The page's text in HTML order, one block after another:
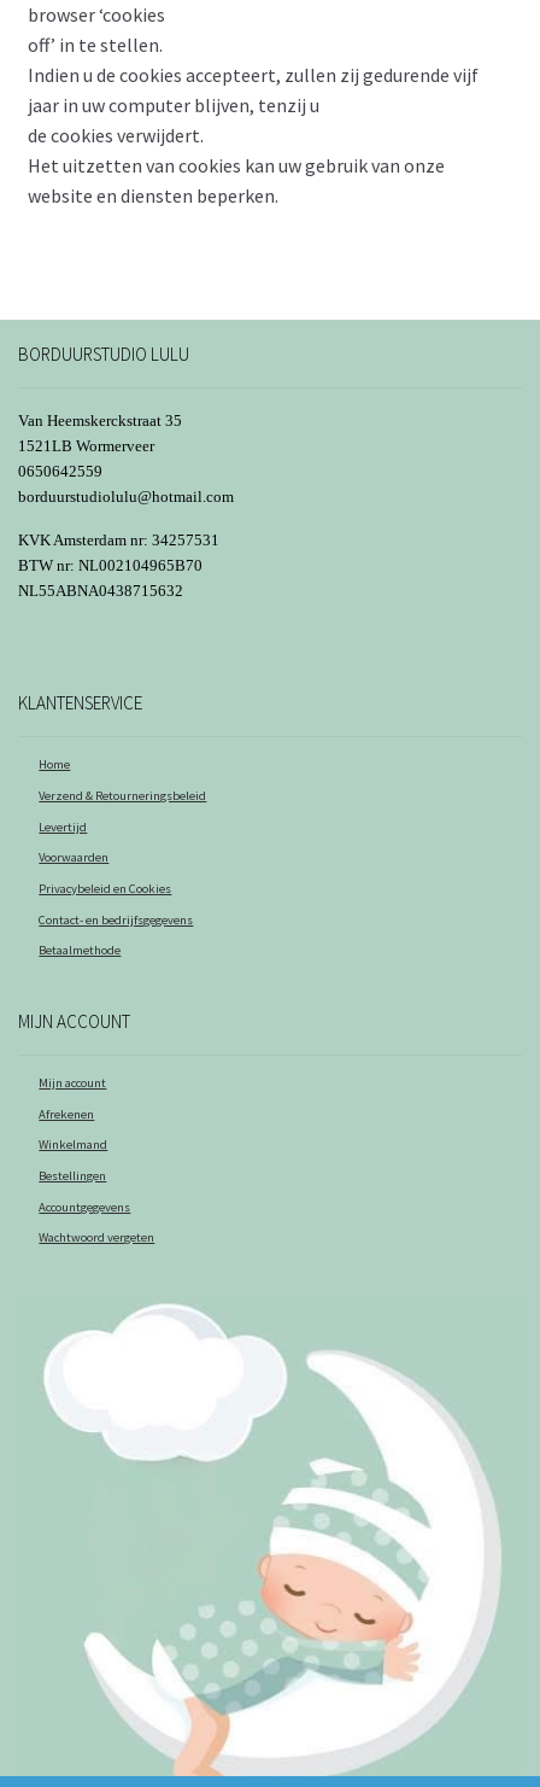
browser ‘cookies
off’ in te stellen.
Indien u de cookies accepteert, zullen zij gedurende vijf
jaar in uw computer blijven, tenzij u
de cookies verwijdert.
Het uitzetten van cookies kan uw gebruik van onze
website en diensten beperken.
BORDUURSTUDIO LULU
Van Heemskerckstraat 35
1521LB Wormerveer
0650642559
borduurstudiolulu@hotmail.com
KVK Amsterdam nr: 34257531
BTW nr: NL002104965B70
NL55ABNA0438715632
KLANTENSERVICE
Home
Verzend & Retourneringsbeleid
Levertijd
Voorwaarden
Privacybeleid en Cookies
Contact- en bedrijfsgegevens
Betaalmethode
MIJN ACCOUNT
Mijn account
Afrekenen
Winkelmand
Bestellingen
Accountgegevens
Wachtwoord vergeten